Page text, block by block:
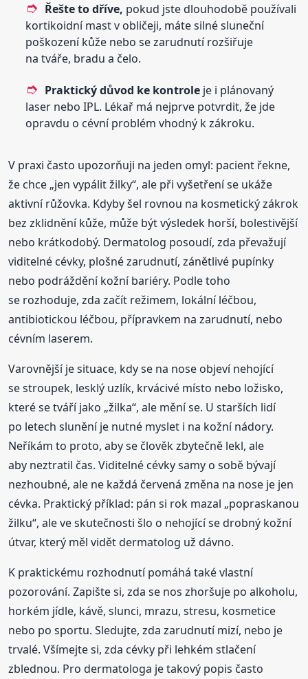
Řešte to dříve, pokud jste dlouhodobě používali
kortikoidní mast v obličeji, máte silné sluneční
poškození kůže nebo se zarudnutí rozšiřuje
na tváře, bradu a čelo.
Praktický důvod ke kontrole je i plánovaný
laser nebo IPL. Lékař má nejprve potvrdit, že jde
opravdu o cévní problém vhodný k zákroku.
V praxi často upozorňuji na jeden omyl: pacient řekne,
že chce „jen vypálit žilky“, ale při vyšetření se ukáže
aktivní růžovka. Kdyby šel rovnou na kosmetický zákrok
bez zklidnění kůže, může být výsledek horší, bolestivější
nebo krátkodobý. Dermatolog posoudí, zda převažují
viditelné cévky, plošné zarudnutí, zánětlivé pupínky
nebo podráždění kožní bariéry. Podle toho
se rozhoduje, zda začít režimem, lokální léčbou,
antibiotickou léčbou, přípravkem na zarudnutí, nebo
cévním laserem.
Varovnější je situace, kdy se na nose objeví nehojící
se stroupek, lesklý uzlík, krvácivé místo nebo ložisko,
které se tváří jako „žilka“, ale mění se. U starších lidí
po letech slunění je nutné myslet i na kožní nádory.
Neříkám to proto, aby se člověk zbytečně lekl, ale
aby neztratil čas. Viditelné cévky samy o sobě bývají
nezhoubné, ale ne každá červená změna na nose je jen
cévka. Praktický příklad: pán si rok mazal „popraskanou
žilku“, ale ve skutečnosti šlo o nehojící se drobný kožní
útvar, který měl vidět dermatolog už dávno.
K praktickému rozhodnutí pomáhá také vlastní
pozorování. Zapište si, zda se nos zhoršuje po alkoholu,
horkém jídle, kávě, slunci, mrazu, stresu, kosmetice
nebo po sportu. Sledujte, zda zarudnutí mizí, nebo je
trvalé. Všímejte si, zda cévky při lehkém stlačení
zblednou. Pro dermatologa je takový popis často